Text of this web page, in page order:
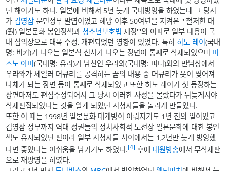
던 해이기도 하다. 일본에 비해서 5년 늦게 국내방영을 하였는데 그 당시
가 김영삼 문민정부 말엽이었고 해방 이후 50여년을 지켜온 '''철저한 대
(對) 일본문화 봉인정책과 청소년보호법 제정'''의 여파로 일부 내용이 국
내 심의상으로 대폭 수정, 개편되었던 영향이 있었다. 특히 히노 레이(국내
명: 비키)가 나오는 일본식 신사가 나오는 장면이 통째로 삭제되었으며 미
즈노 아미(국내명: 유리)가 남친인 우라와(국내명: 피터)와의 만남상에서
우라와가 세일러 머큐리를 공격하는 꿈의 내용 중 머큐리가 옷이 찢어져
나체가 되는 장면 등이 통째로 삭제되었고 또한 히노 레이가 첫 등장하는
장면마저도 편집수정되어서 그 당시 이러한 사정을 몰랐다가 뒤늦게서야
삭제편집되었다는 것을 알게 되었던 시청자들을 놀라게 만들었다.
또한 이 때는 1998년 일본문화 대개방이 이뤄지기도 1년 전의 일이었고
김영삼 정부까지 역대 정권들의 정치사회적 노선상 일본문화에 대한 봉인
책도 유지되었던 편이라 일부 시청자들 사이에서는 1,2년만 늦게 방영했
다면 좋았다는 아쉬움을 남기기도 하였다.[4] 후에 대원방송에서 무삭제판
으로 재방영을 하였다.